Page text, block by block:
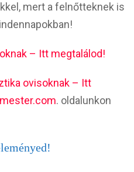
mert a felnőtteknek is
– Itt megtalálod!
ovisoknak – Itt
. oldalunkon